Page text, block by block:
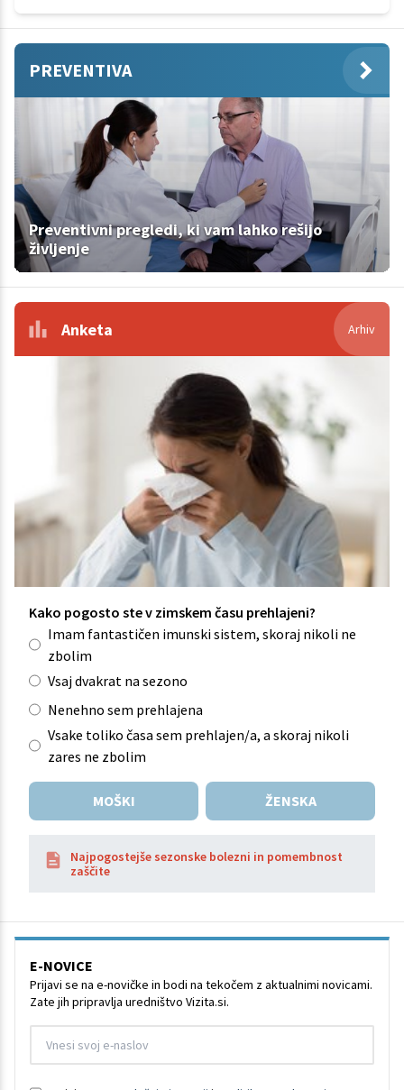
PREVENTIVA
Preventivni pregledi, ki vam lahko rešijo
življenje
Anketa Arhiv
Kako pogosto ste v zimskem času prehlajeni?
Imam fantastičen imunski sistem, skoraj nikoli ne
zbolim
Vsaj dvakrat na sezono
Nenehno sem prehlajena
Vsake toliko časa sem prehlajen/a, a skoraj nikoli
zares ne zbolim
MOŠKI ŽENSKA
Najpogostejše sezonske bolezni in pomembnost
zaščite
E-NOVICE
Prijavi se na e-novičke in bodi na tekočem z aktualnimi novicami.
Zate jih pripravlja uredništvo Vizita.si.